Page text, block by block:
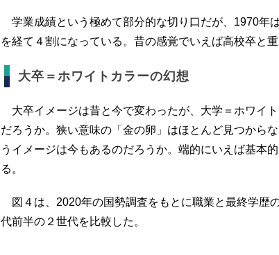
学業成績という極めて部分的な切り口だが、1970年
を経て４割になっている。昔の感覚でいえば高校卒と重
大卒＝ホワイトカラーの幻想
大卒イメージは昔と今で変わったが、大学＝ホワイ
だろうか。狭い意味の「金の卵」はほとんど見つから
うイメージは今もあるのだろうか。端的にいえば基本
る。
図４は、2020年の国勢調査をもとに職業と最終学歴
代前半の２世代を比較した。